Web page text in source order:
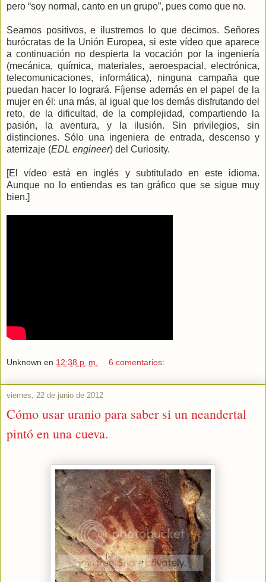
pero “soy normal, canto en un grupo”, pues como que no.
Seamos positivos, e ilustremos lo que decimos. Señores
burócratas de la Unión Europea, si este vídeo que aparece
a continuación no despierta la vocación por la ingeniería
(mecánica, química, materiales, aeroespacial, electrónica,
telecomunicaciones, informática), ninguna campaña que
puedan hacer lo logrará. Fíjense además en el papel de la
mujer en él: una más, al igual que los demás disfrutando del
reto, de la dificultad, de la complejidad, compartiendo la
pasión, la aventura, y la ilusión. Sin privilegios, sin
distinciones. Sólo una ingeniera de entrada, descenso y
aterrizaje (EDL engineer) del Curiosity.
[El vídeo está en inglés y subtitulado en este idioma.
Aunque no lo entiendas es tan gráfico que se sigue muy
bien.]
Unknown en 12:38 p. m. 6 comentarios:
viernes, 22 de junio de 2012
Cómo usar uranio para saber si un neandertal
pintó en una cueva.